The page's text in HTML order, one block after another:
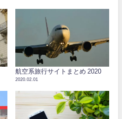
航空系旅行サイトまとめ 2020
2020.02.01